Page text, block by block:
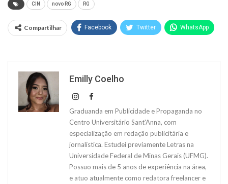
CIN novo RG RG
Compartilhar Facebook Twitter WhatsApp
Emilly Coelho
Graduanda em Publicidade e Propaganda no
Centro Universitário Sant'Anna, com
especialização em redação publicitária e
jornalística. Estudei previamente Letras na
Universidade Federal de Minas Gerais (UFMG).
Possuo mais de 5 anos de experiência na área,
e atuo atualmente como redatora freelancer e